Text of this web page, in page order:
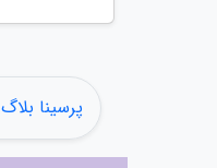
پرسینا بلاگ